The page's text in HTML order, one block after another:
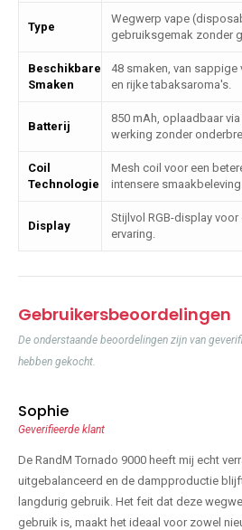
Type
Wegwerp vape
gebruiksgemak zonder
Beschikbare
Smaken
48 smaken, van
en rijke tabaksaroma's.
Batterij
850 mAh, oplaadbaar
werking zonder
Coil
Technologie
Mesh coil voor een
intensere smaakbeleving.
Display
Stijlvol RGB-display
ervaring.
Gebruikersbeoordelingen
De onderstaande beoordelingen zijn van
hebben gekocht.
Sophie
Geverifieerde klant
De RandM Tornado 9000 heeft mij echt
uitgebalanceerd en de dampproductie
langdurig gebruik. Het feit dat deze
gebruik is, maakt het ideaal voor zowel